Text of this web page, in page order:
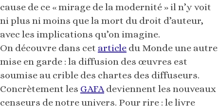
cause de ce « mirage de la modernité » il n’y voit
ni plus ni moins que la mort du droit d’auteur,
avec les implications qu’on imagine.
On découvre dans cet article du Monde une autre
mise en garde : la diffusion des œuvres est
soumise au crible des chartes des diffuseurs.
Concrètement les GAFAdeviennent les nouveaux
censeurs de notre univers. Pour rire : le livre